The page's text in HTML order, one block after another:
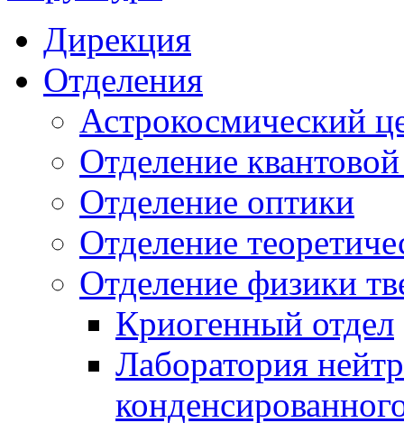
Дирекция
Отделения
Астрокосмический
Отделение
Отделение оптики
Отделение
Отделение физики
Криогенный отдел
Лаборатория